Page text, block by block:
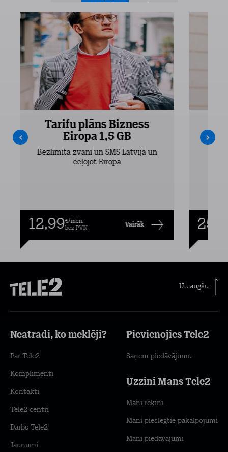
Tarifu plāns Bizness
Eiropa 1,5 GB
Bezlimita zvani un SMS Latvijā un
ceļojot Eiropā
12,99€/mēn.
bez PVN
Vairāk
Uz augšu
Neatradi, ko meklēji?
Par Tele2
Komplimenti
Kontakti
Tele2 centri
Darbs Tele2
Jaunumi
Pievienojies Tele2
Saņem piedāvājumu
Uzzini Mans Tele2
Mani rēķini
Mani pieslēgtie pakalpojumi
Mani piedāvājumi